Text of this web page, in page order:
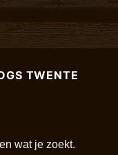
TWENTE
wat je zoekt.